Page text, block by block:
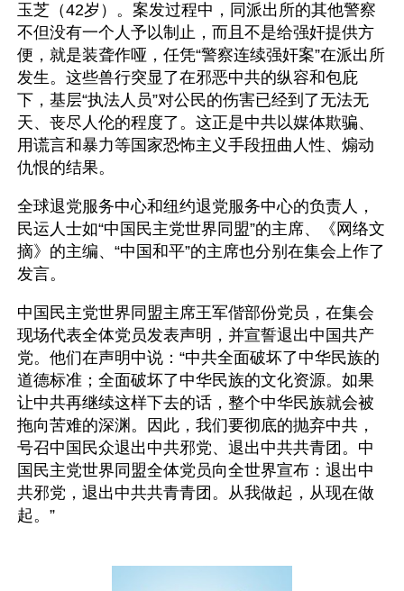
玉芝（42岁）。案发过程中，同派出所的其他警察
不但没有一个人予以制止，而且不是给强奸提供方
便，就是装聋作哑，任凭“警察连续强奸案”在派出所
发生。这些兽行突显了在邪恶中共的纵容和包庇
下，基层“执法人员”对公民的伤害已经到了无法无
天、丧尽人伦的程度了。这正是中共以媒体欺骗、
用谎言和暴力等国家恐怖主义手段扭曲人性、煽动
仇恨的结果。
全球退党服务中心和纽约退党服务中心的负责人，
民运人士如“中国民主党世界同盟”的主席、《网络文
摘》的主编、“中国和平”的主席也分别在集会上作了
发言。
中国民主党世界同盟主席王军偕部份党员，在集会
现场代表全体党员发表声明，并宣誓退出中国共产
党。他们在声明中说：“中共全面破坏了中华民族的
道德标准；全面破坏了中华民族的文化资源。如果
让中共再继续这样下去的话，整个中华民族就会被
拖向苦难的深渊。因此，我们要彻底的抛弃中共，
号召中国民众退出中共邪党、退出中共共青团。中
国民主党世界同盟全体党员向全世界宣布：退出中
共邪党，退出中共共青青团。从我做起，从现在做
起。”